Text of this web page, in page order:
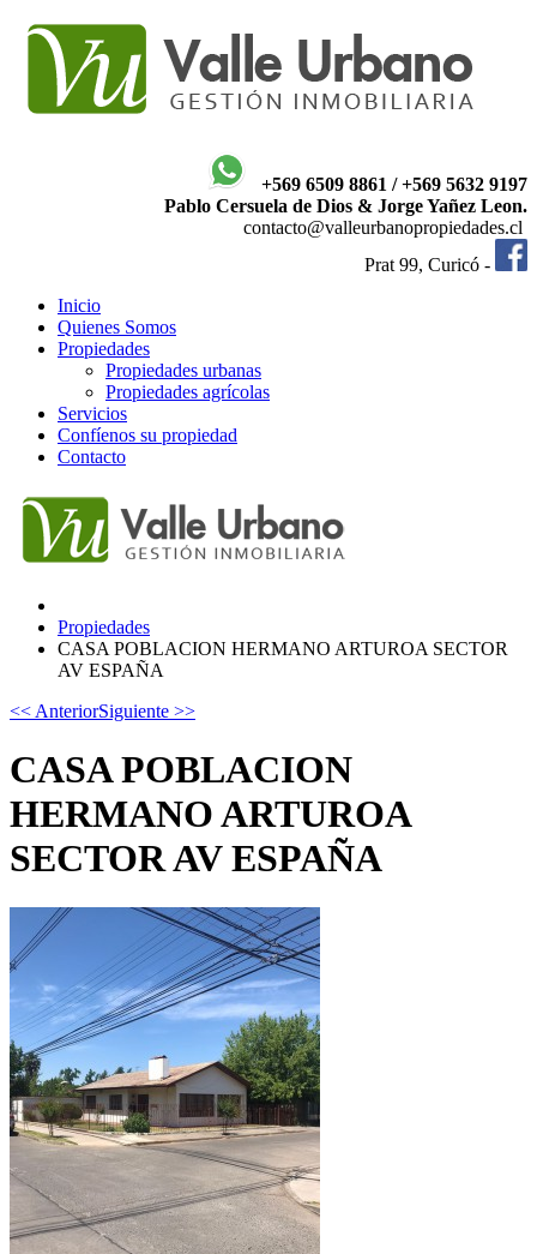
+569 6509 8861 / +569 5632 9197
Pablo Cersuela de Dios & Jorge Yañez Leon.
contacto@valleurbanopropiedades.cl
Prat 99, Curicó -
Inicio
Quienes Somos
Propiedades
Propiedades urbanas
Propiedades agrícolas
Servicios
Confíenos su propiedad
Contacto
Propiedades
CASA POBLACION HERMANO ARTUROA SECTOR
AV ESPAÑA
<< AnteriorSiguiente >>
CASA POBLACION
HERMANO ARTUROA
SECTOR AV ESPAÑA